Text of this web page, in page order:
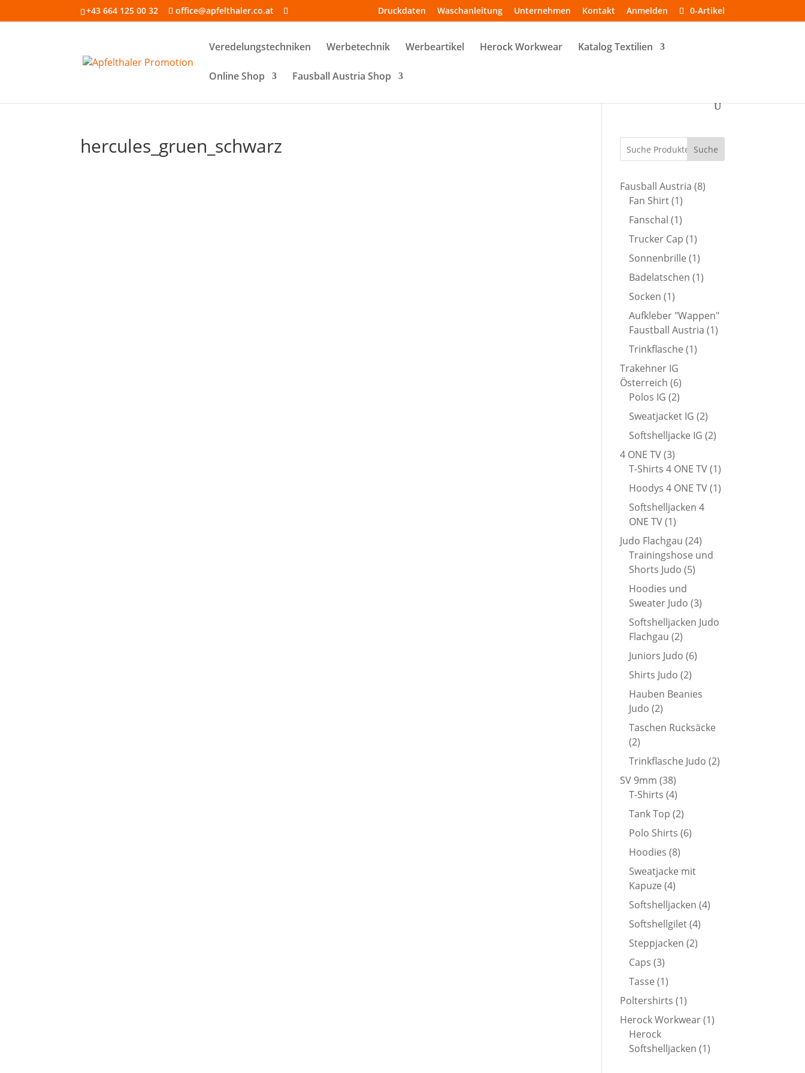
+43 664 125 00 32 office@apfelthaler.co.at Druckdaten Waschanleitung Unternehmen Kontakt Anmelden 0-Artikel
Veredelungstechniken Werbetechnik Werbeartikel Herock Workwear Katalog Textilien
Online Shop Fausball Austria Shop
hercules_gruen_schwarz Suche
Fausball Austria 88
Fan Shirt 11
Produkt
Fanschal 11
Produkt
Trucker Cap 11
Produkt
Sonnenbrille 11
Produkt
Badelatschen 11
Socken 11
Produkt
Aufkleber "Wappen"
Faustball Austria 11
Trinkflasche 11
Trakehner IG
Österreich 66
Produkte
Polos IG 22
Produkte
Sweatjacket IG 22
Produkte
Softshelljacke IG 22
4 ONE TV 33
Produkte
T-Shirts 4 ONE TV 11
Produkt
Hoodys 4 ONE TV 11
Softshelljacken 4
ONE TV 11
Produkt
Judo Flachgau 2424
Produkte
Trainingshose und
Shorts Judo 55
Hoodies und
Sweater Judo 33
Produkte
Softshelljacken Judo
Flachgau 22
Produkte
Juniors Judo 66
Shirts Judo 22
Produkte
Hauben Beanies
Judo 22
Produkte
Taschen Rucksäcke
22
Produkte
Trinkflasche Judo 22
SV 9mm 3838
Produkte
T-Shirts 44
Produkte
Tank Top 22
Produkte
Polo Shirts 66
Hoodies 88
Produkte
Sweatjacke mit
Kapuze 44
Produkte
Softshelljacken 44
Softshellgilet 44
Steppjacken 22
Caps 33
Produkte
Tasse 11
Produkt
Poltershirts 11
Produkt
Herock Workwear 11
Herock
Softshelljacken 11